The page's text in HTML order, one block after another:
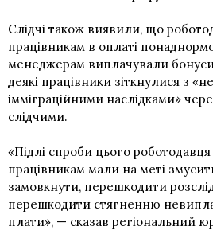
Слідчі також виявили, що
працівникам в оплаті
менеджерам виплачували
деякі працівники зіткнулися з
імміграційними наслідками»
слідчими.
«Підлі спроби цього
працівникам мали на меті
замовкнути, перешкодити
перешкодити стягненню
плати», — сказав регіональний